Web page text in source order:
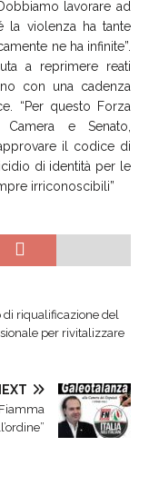
lavorare ad
la violenza ha tante
ne ha infinite”.
a reprimere reati
con una cadenza
“Per questo Forza
e Senato,
il codice di
di identità per le
irriconoscibili”
di riqualificazione del
per rivitalizzare